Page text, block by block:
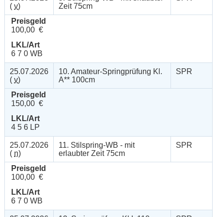
( v)
Zeit 75cm
Preisgeld
100,00 €
LKL/Art
6 7 0 WB
25.07.2026
( v)
10. Amateur-Springprüfung Kl.
A** 100cm
SPR
Preisgeld
150,00 €
LKL/Art
4 5 6 LP
25.07.2026
( n)
11. Stilspring-WB - mit
erlaubter Zeit 75cm
SPR
Preisgeld
100,00 €
LKL/Art
6 7 0 WB